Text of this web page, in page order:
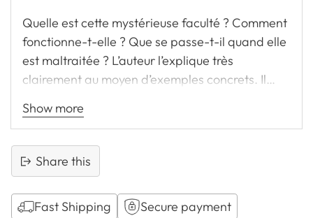
Quelle est cette mystérieuse faculté ? Comment
fonctionne-t-elle ? Que se passe-t-il quand elle
est maltraitée ? L’auteur l’explique très
clairement au moyen d’exemples concrets. Il
techniques que les gens utilisent pour soulager
Show more
Share this
Fast Shipping
Secure payment